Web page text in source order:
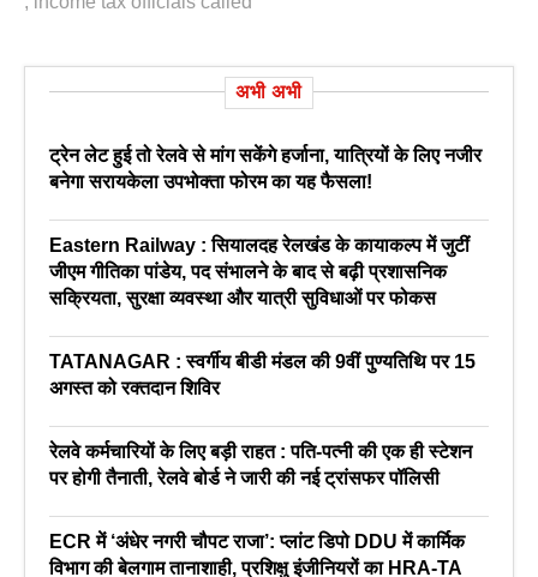
अभी अभी
ट्रेन लेट हुई तो रेलवे से मांग सकेंगे हर्जाना, यात्रियों के लिए नजीर
बनेगा सरायकेला उपभोक्ता फोरम का यह फैसला!
Eastern Railway : सियालदह रेलखंड के कायाकल्प में जुटीं
जीएम गीतिका पांडेय, पद संभालने के बाद से बढ़ी प्रशासनिक
सक्रियता, सुरक्षा व्यवस्था और यात्री सुविधाओं पर फोकस
TATANAGAR : स्वर्गीय बीडी मंडल की 9वीं पुण्यतिथि पर 15
अगस्त को रक्तदान शिविर
रेलवे कर्मचारियों के लिए बड़ी राहत : पति-पत्नी की एक ही स्टेशन
पर होगी तैनाती, रेलवे बोर्ड ने जारी की नई ट्रांसफर पॉलिसी
ECR में ‘अंधेर नगरी चौपट राजा’: प्लांट डिपो DDU में कार्मिक
विभाग की बेलगाम तानाशाही, प्रशिक्षु इंजीनियरों का HRA-TA